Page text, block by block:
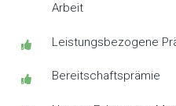
Arbeit
Leistungsbezogene
Bereitschaftsprämie